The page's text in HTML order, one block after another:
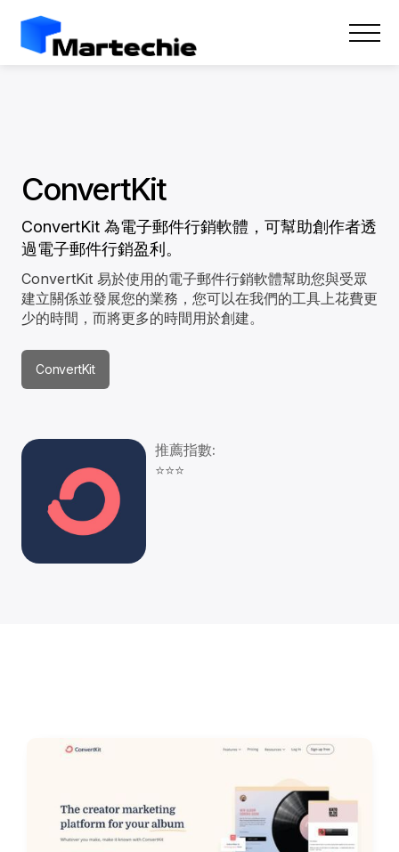
ConvertKit
ConvertKit 為電子郵件行銷軟體，可幫助創作者透
過電子郵件行銷盈利。
ConvertKit 易於使用的電子郵件行銷軟體幫助您與受眾
建立關係並發展您的業務，您可以在我們的工具上花費更
少的時間，而將更多的時間用於創建。
ConvertKit
推薦指數:
⭐⭐⭐